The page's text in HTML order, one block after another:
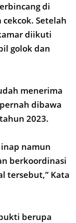
di
Setelah
diikuti
golok dan
menerima
dibawa
2023.
namun
berkoordinasi
tersebut,” Kata
berupa